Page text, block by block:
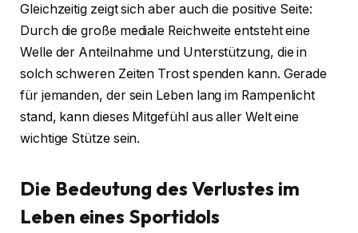
Gleichzeitig zeigt sich aber auch die positive Seite:
Durch die große mediale Reichweite entsteht eine
Welle der Anteilnahme und Unterstützung, die in
solch schweren Zeiten Trost spenden kann. Gerade
für jemanden, der sein Leben lang im Rampenlicht
stand, kann dieses Mitgefühl aus aller Welt eine
wichtige Stütze sein.
Die Bedeutung des Verlustes im
Leben eines Sportidols